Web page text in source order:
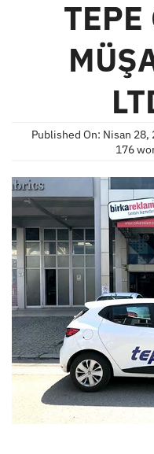
TEPE
Published On: Nisan 28,
176